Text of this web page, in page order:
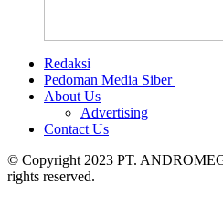
Redaksi
Pedoman Media Siber
About Us
Advertising
Contact Us
© Copyright 2023 PT.
rights reserved.